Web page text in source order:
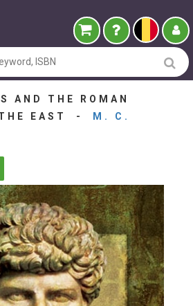
AND THE ROMAN
THE EAST -
M. C.